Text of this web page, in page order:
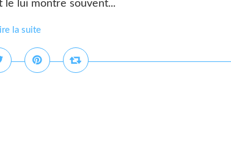
lui montre souvent...
la suite